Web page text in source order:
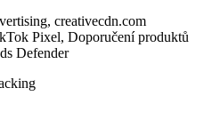
creativecdn.com
Pixel, Doporučení produktů
Defender